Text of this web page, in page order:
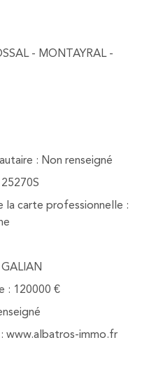
ALERTE E-
- MONTAYRAL -
: Non renseigné
la carte professionnelle :
: 120000 €
www.albatros-immo.fr